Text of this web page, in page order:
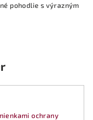
pohodlie s výrazným
ochrany